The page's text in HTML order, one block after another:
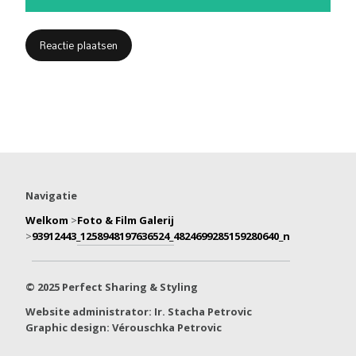
Navigatie
Welkom >Foto & Film Galerij
>93912443_1258948197636524_4824699285159280640_n
© 2025 Perfect Sharing & Styling
Website administrator: Ir. Stacha Petrovic
Graphic design: Vérouschka Petrovic